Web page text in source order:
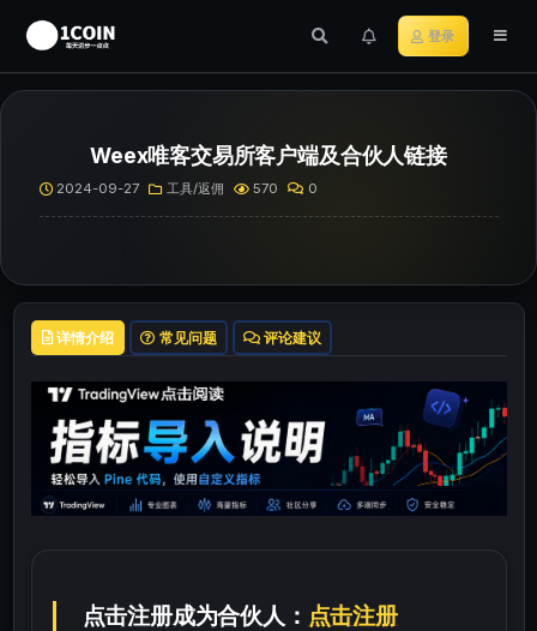
登录
Weex唯客交易所客户端及合伙人链接
2024-09-27 工具/返佣 570 0
详情介绍 常见问题 评论建议
点击注册成为合伙人： 点击注册